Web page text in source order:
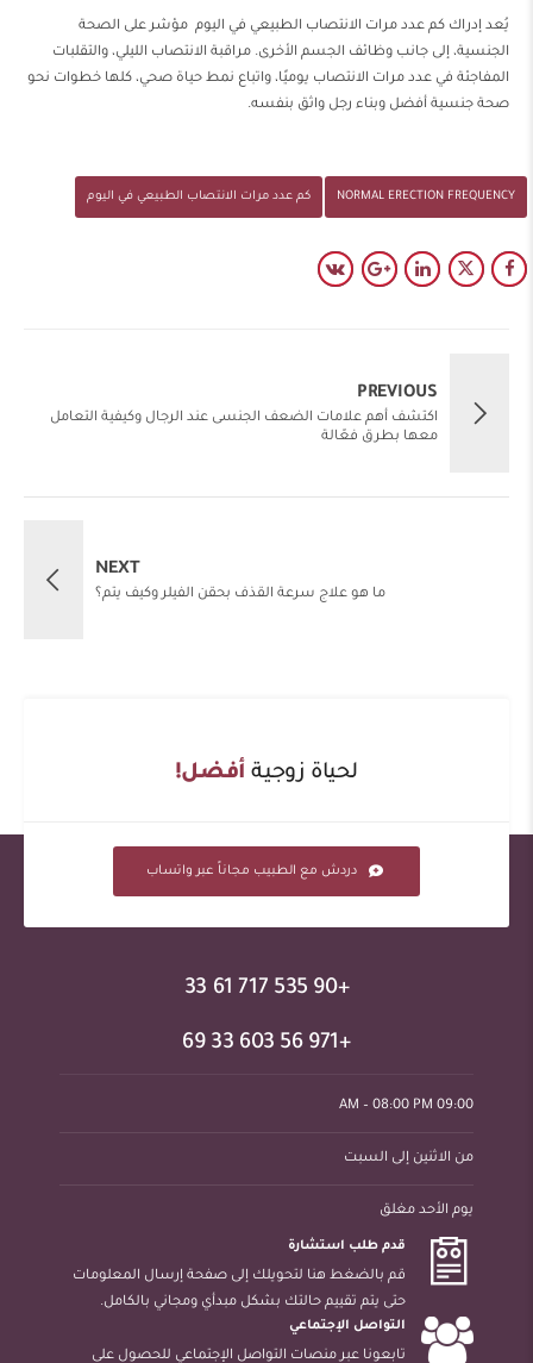
يُعد إدراك كم عدد مرات الانتصاب الطبيعي في اليوم مؤشر على الصحة
الجنسية، إلى جانب وظائف الجسم الأخرى. مراقبة الانتصاب الليلي، والتقلبات
المفاجئة في عدد مرات الانتصاب يوميًا، واتباع نمط حياة صحي، كلها خطوات نحو
صحة جنسية أفضل وبناء رجل واثق بنفسه.
NORMAL ERECTION FREQUENCY كم عدد مرات الانتصاب الطبيعي في اليوم
PREVIOUS
اكتشف أهم علامات الضعف الجنسى عند الرجال وكيفية التعامل
معها بطرق فعّالة
NEXT
ما هو علاج سرعة القذف بحقن الفيلر وكيف يتم؟
لحياة زوجية أفضل!
دردش مع الطبيب مجاناً عبر واتساب
+90 535 717 61 33
+971 56 603 33 69
09:00 AM – 08:00 PM
من الاثنين إلى السبت
يوم الأحد مغلق
قدم طلب استشارة
قم بالضغط هنا لتحويلك إلى صفحة إرسال المعلومات
حتى يتم تقييم حالتك بشكل مبدأي ومجاني بالكامل.
التواصل الإجتماعي
تابعونا عبر منصات التواصل الإجتماعي للحصول على